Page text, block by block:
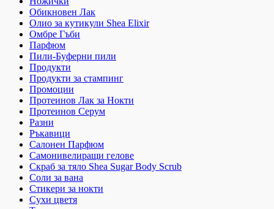
Обикновен Лак
Олио за кутикули Shea Elixir
Омбре Гъби
Парфюм
Пили-Буферни пили
Продукти
Продукти за стампинг
Промоции
Протеинов Лак за Нокти
Протеинов Серум
Разни
Ръкавици
Салонен Парфюм
Самонивелиращи гелове
Скраб за тяло Shea Sugar Body Scrub
Соли за вана
Стикери за нокти
Сухи цветя